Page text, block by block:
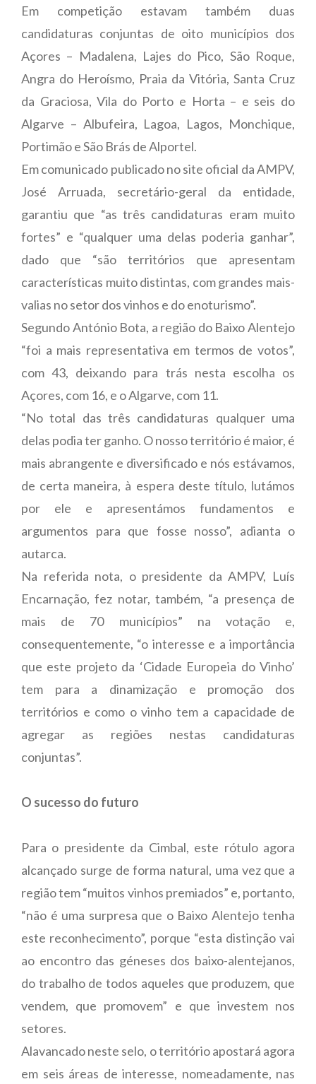
Em competição estavam também duas
candidaturas conjuntas de oito municípios dos
Açores – Madalena, Lajes do Pico, São Roque,
Angra do Heroísmo, Praia da Vitória, Santa Cruz
da Graciosa, Vila do Porto e Horta – e seis do
Algarve – Albufeira, Lagoa, Lagos, Monchique,
Portimão e São Brás de Alportel.
Em comunicado publicado no site oficial da AMPV,
José Arruada, secretário-geral da entidade,
garantiu que “as três candidaturas eram muito
fortes” e “qualquer uma delas poderia ganhar”,
dado que “são territórios que apresentam
características muito distintas, com grandes mais-
valias no setor dos vinhos e do enoturismo”.
Segundo António Bota, a região do Baixo Alentejo
“foi a mais representativa em termos de votos”,
com 43, deixando para trás nesta escolha os
Açores, com 16, e o Algarve, com 11.
“No total das três candidaturas qualquer uma
delas podia ter ganho. O nosso território é maior, é
mais abrangente e diversificado e nós estávamos,
de certa maneira, à espera deste título, lutámos
por ele e apresentámos fundamentos e
argumentos para que fosse nosso”, adianta o
autarca.
Na referida nota, o presidente da AMPV, Luís
Encarnação, fez notar, também, “a presença de
mais de 70 municípios” na votação e,
consequentemente, “o interesse e a importância
que este projeto da ‘Cidade Europeia do Vinho’
tem para a dinamização e promoção dos
territórios e como o vinho tem a capacidade de
agregar as regiões nestas candidaturas
conjuntas”.
O sucesso do futuro
Para o presidente da Cimbal, este rótulo agora
alcançado surge de forma natural, uma vez que a
região tem “muitos vinhos premiados” e, portanto,
“não é uma surpresa que o Baixo Alentejo tenha
este reconhecimento”, porque “esta distinção vai
ao encontro das géneses dos baixo-alentejanos,
do trabalho de todos aqueles que produzem, que
vendem, que promovem” e que investem nos
setores.
Alavancado neste selo, o território apostará agora
em seis áreas de interesse, nomeadamente, nas